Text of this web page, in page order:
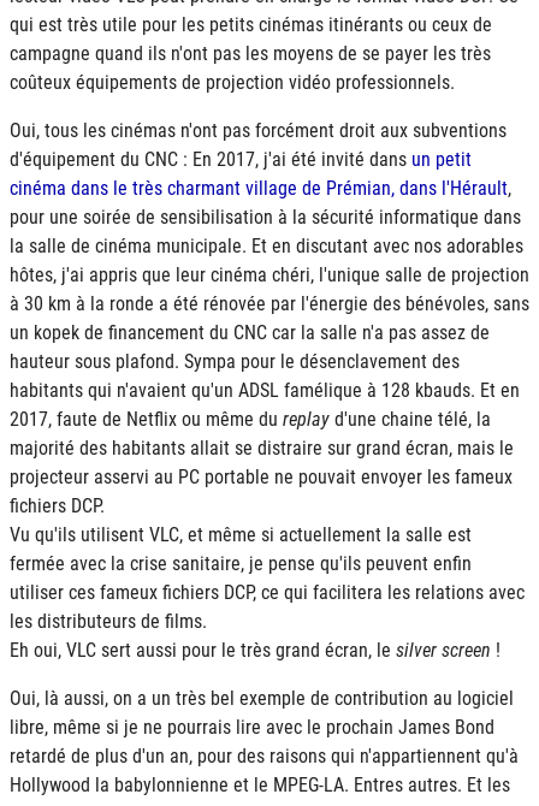
qui est très utile pour les petits cinémas itinérants ou ceux de
campagne quand ils n'ont pas les moyens de se payer les très
coûteux équipements de projection vidéo professionnels.
Oui, tous les cinémas n'ont pas forcément droit aux subventions
d'équipement du CNC : En 2017, j'ai été invité dans un petit
cinéma dans le très charmant village de Prémian, dans l'Hérault,
pour une soirée de sensibilisation à la sécurité informatique dans
la salle de cinéma municipale. Et en discutant avec nos adorables
hôtes, j'ai appris que leur cinéma chéri, l'unique salle de projection
à 30 km à la ronde a été rénovée par l'énergie des bénévoles, sans
un kopek de financement du CNC car la salle n'a pas assez de
hauteur sous plafond. Sympa pour le désenclavement des
habitants qui n'avaient qu'un ADSL famélique à 128 kbauds. Et en
2017, faute de Netflix ou même du replay d'une chaine télé, la
majorité des habitants allait se distraire sur grand écran, mais le
projecteur asservi au PC portable ne pouvait envoyer les fameux
fichiers DCP.
Vu qu'ils utilisent VLC, et même si actuellement la salle est
fermée avec la crise sanitaire, je pense qu'ils peuvent enfin
utiliser ces fameux fichiers DCP, ce qui facilitera les relations avec
les distributeurs de films.
Eh oui, VLC sert aussi pour le très grand écran, le silver screen !
Oui, là aussi, on a un très bel exemple de contribution au logiciel
libre, même si je ne pourrais lire avec le prochain James Bond
retardé de plus d'un an, pour des raisons qui n'appartiennent qu'à
Hollywood la babylonnienne et le MPEG-LA. Entres autres. Et les